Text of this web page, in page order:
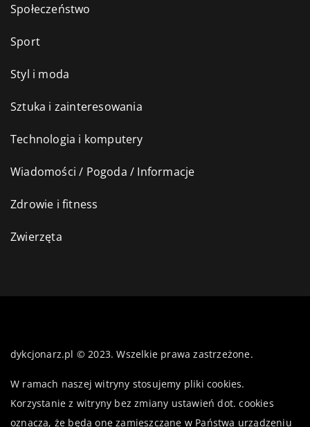
Społeczeństwo
Sport
Styl i moda
Sztuka i zainteresowania
Technologia i komputery
Wiadomości / Pogoda / Informacje
Zdrowie i fitness
Zwierzęta
dykcjonarz.pl © 2023. Wszelkie prawa zastrzeżone.
W ramach naszej witryny stosujemy pliki cookies.
Korzystanie z witryny bez zmiany ustawień dot. cookies
oznacza, że będą one zamieszczane w Państwa urządzeniu